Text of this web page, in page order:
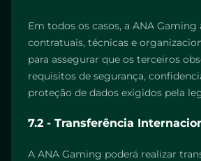
Em todos os casos, a ANA
contratuais, técnicas e
para assegurar que os terceiros
requisitos de segurança,
proteção de dados exigidos pela
7.2 - Transferência
A ANA Gaming poderá realizar